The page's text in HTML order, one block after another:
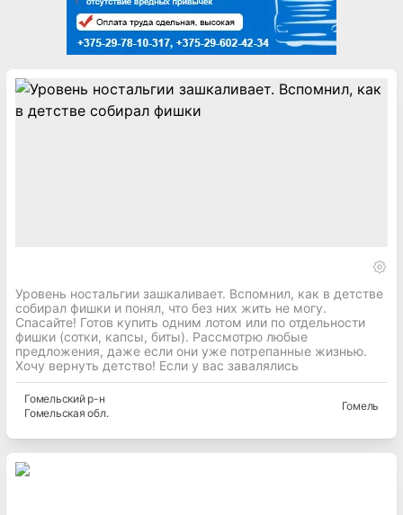
Уровень ностальгии зашкаливает. Вспомнил, как в детстве
собирал фишки и понял, что без них жить не могу.
Спасайте! Готов купить одним лотом или по отдельности
фишки (сотки, капсы, биты). Рассмотрю любые
предложения, даже если они уже потрепанные жизнью.
Хочу вернуть детство! Если у вас завалялись
Гомельскийр-н
Гомельская обл.
Гомель